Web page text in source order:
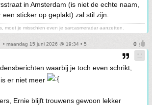
in Amsterdam (is niet de echte naam,
sticker op geplakt) zal stil zijn.
moet je misschien even je sarcasmeradar aanzetten.
• maandag 15 juni 2026 @ 19:34 • 5
waarbij je toch even schrikt,
er niet meer
Ernie blijft trouwens gewoon lekker